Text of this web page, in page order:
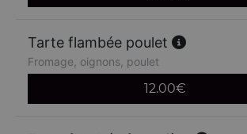
Tarte flambée poulet
Fromage, oignons, poulet
12.00€